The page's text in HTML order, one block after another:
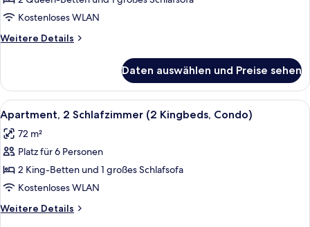
Schlafzimmer
(2
Queenbed
1
Sofabed)
anzeigen
Kostenloses WLAN
Weitere Details
Weitere
1
Schlafzimmer
(2
Queenbed
&
Daten auswählen und Preise sehen
Alle
Fotos
für
Apartment,
2 Schlafzimmer
(2
Kingbeds,
Condo)
Apartment, 2 Schlafzimmer (2
10
Apartment, 2 Schlafzimmer (2 Kingbeds, Condo)
72 m²
Platz für 6 Personen
2 King-Betten und 1 großes Schlafsofa
Kostenloses WLAN
Weitere Details
Weitere